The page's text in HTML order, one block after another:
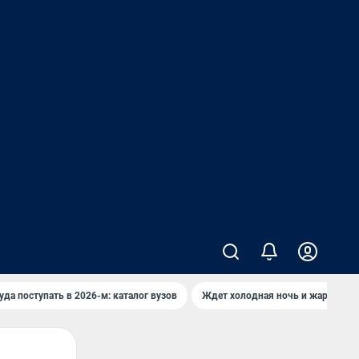
поступать в 2026-м: каталог вузов Ждет холодная ночь и жаркий